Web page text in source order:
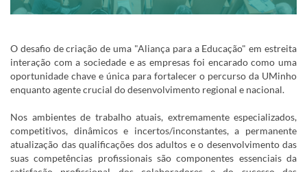
O desafio de criação de uma "Aliança para a Educação" em estreita
interação com a sociedade e as empresas foi encarado como uma
oportunidade chave e única para fortalecer o percurso da UMinho
enquanto agente crucial do desenvolvimento regional e nacional.
Nos ambientes de trabalho atuais, extremamente especializados,
competitivos, dinâmicos e incertos/inconstantes, a permanente
atualização das qualificações dos adultos e o desenvolvimento das
suas competências profissionais são componentes essenciais da